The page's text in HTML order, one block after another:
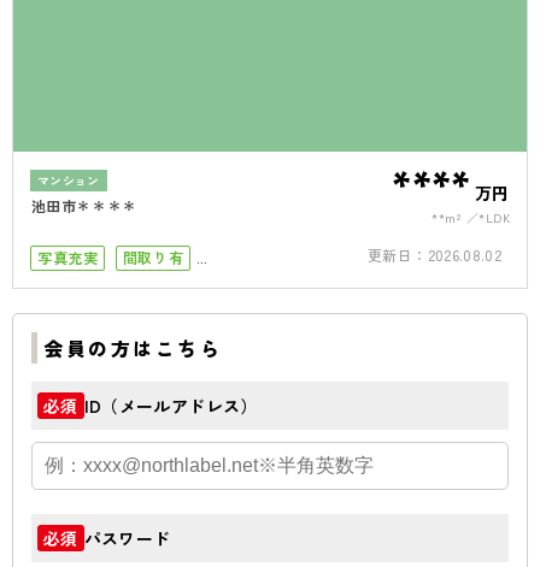
マンション
池田市＊＊＊＊ **** 万円
**m² *LDK
写真充実
間取り有
更新日： 2026.08.02
会員の方はこちら
必須 ID（メールアドレス）
必須 パスワード